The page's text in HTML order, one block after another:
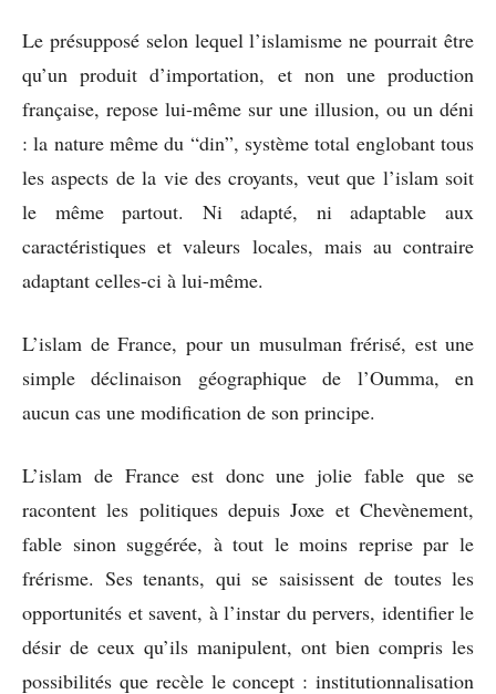
Le présupposé selon lequel l’islamisme ne pourrait être
qu’un produit d’importation, et non une production
française, repose lui-même sur une illusion, ou un déni
: la nature même du “din”, système total englobant tous
les aspects de la vie des croyants, veut que l’islam soit
le même partout. Ni adapté, ni adaptable aux
caractéristiques et valeurs locales, mais au contraire
adaptant celles-ci à lui-même.
L’islam de France, pour un musulman frérisé, est une
simple déclinaison géographique de l’Oumma, en
aucun cas une modification de son principe.
L’islam de France est donc une jolie fable que se
racontent les politiques depuis Joxe et Chevènement,
fable sinon suggérée, à tout le moins reprise par le
frérisme. Ses tenants, qui se saisissent de toutes les
opportunités et savent, à l’instar du pervers, identifier le
désir de ceux qu’ils manipulent, ont bien compris les
possibilités que recèle le concept : institutionnalisation